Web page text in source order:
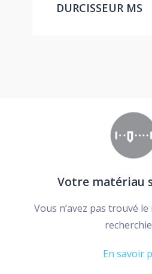
DURCISSEUR MS
Votre matériau
Vous n’avez pas trouvé
En savoir